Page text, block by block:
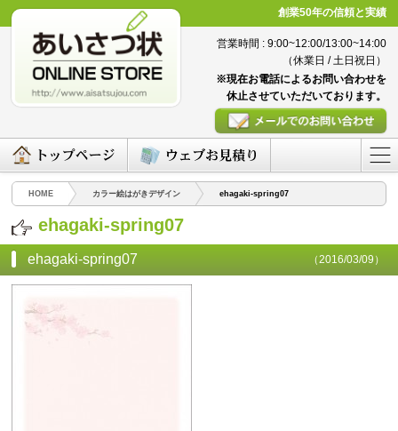
創業50年の信頼と実績
営業時間 : 9:00~12:00/13:00~14:00
（休業日 / 土日祝日）
※現在お電話によるお問い合わせを
休止させていただいております。
HOME カラー絵はがきデザイン ehagaki-spring07
ehagaki-spring07
ehagaki-spring07 （2016/03/09）